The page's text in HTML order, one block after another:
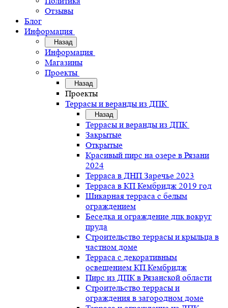
Отзывы
Блог
Информация
Назад
Информация
Магазины
Проекты
Назад
Проекты
Террасы и веранды из ДПК
Назад
Террасы и веранды из ДПК
Закрытые
Открытые
Красивый пирс на озере в Рязани
2024
Терраса в ДНП Заречье 2023
Терраса в КП Кембридж 2019 год
Шикарная терраса с белым
ограждением
Беседка и ограждение дпк вокруг
пруда
Строительство террасы и крыльца в
частном доме
Терраса с декоративным
освещением КП Кембридж
Пирс из ДПК в Рязанской области
Строительство террасы и
ограждения в загородном доме